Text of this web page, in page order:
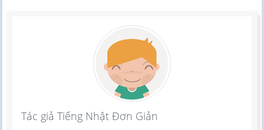
Tác giả Tiếng Nhật Đơn Giản